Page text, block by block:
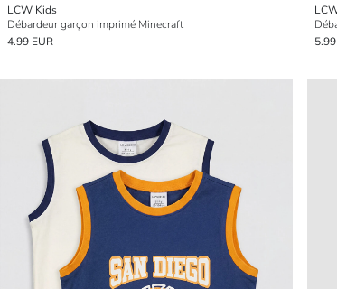
LCW Kids
Débardeur garçon imprimé Minecraft
4.99 EUR